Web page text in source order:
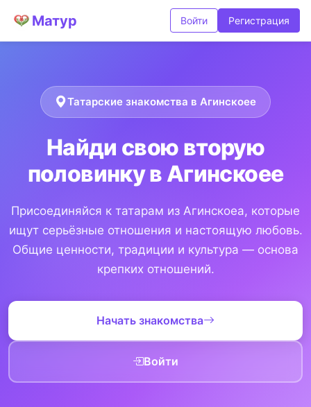
Матур Войти Регистрация
Татарские знакомства в Агинскоее
Найди свою вторую
половинку в Агинскоее
Присоединяйся к татарам из Агинскоеа, которые
ищут серьёзные отношения и настоящую любовь.
Общие ценности, традиции и культура — основа
крепких отношений.
Начать знакомства
Войти